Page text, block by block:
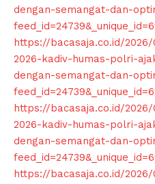
dengan-semangat-dan-
https://bacasaja.co.id/
2026-kadiv-humas-polri-
dengan-semangat-dan-
https://bacasaja.co.id/
2026-kadiv-humas-polri-
dengan-semangat-dan-
https://bacasaja.co.id/